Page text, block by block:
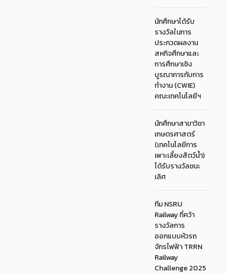
นักศึกษาได้รับ
รางวัลในการ
ประกวดผลงาน
สหกิจศึกษาและ
การศึกษาเชิง
บูรณาการกับการ
ทำงาน (CWIE)
คณะเทคโนโลยีฯ
นักศึกษาสาขาวิชา
เกษตรศาสตร์
(เทคโนโลยีการ
เพาะเลี้ยงสัตว์น้ำ)
ได้รับรางวัลชนะ
เลิศ
ทีม NSRU
Railway ที่คว้า
รางวัลการ
ออกแบบหัวรถ
จักรไฟฟ้า TRRN
Railway
Challenge 2025